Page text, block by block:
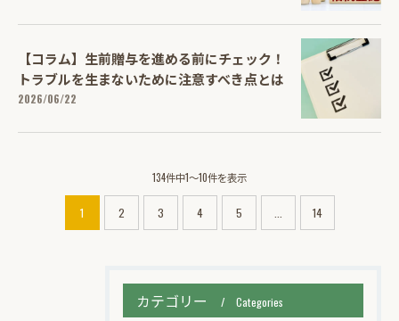
【コラム】生前贈与を進める前にチェック！
トラブルを生まないために注意すべき点とは
2026/06/22
134件中1～10件を表示
1 2 3 4 5 ... 14
カテゴリー Categories